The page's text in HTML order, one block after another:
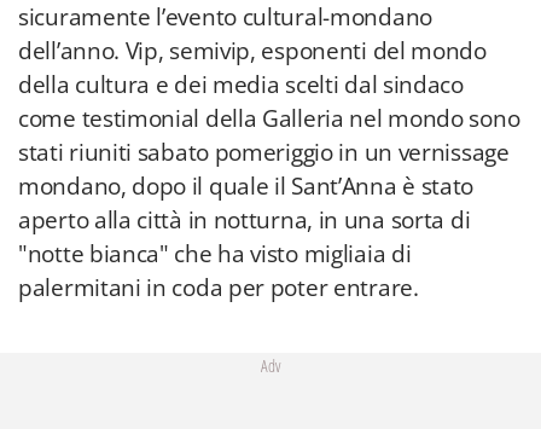
sicuramente l’evento cultural-mondano
dell’anno. Vip, semivip, esponenti del mondo
della cultura e dei media scelti dal sindaco
come testimonial della Galleria nel mondo sono
stati riuniti sabato pomeriggio in un vernissage
mondano, dopo il quale il Sant’Anna è stato
aperto alla città in notturna, in una sorta di
"notte bianca" che ha visto migliaia di
palermitani in coda per poter entrare.
Adv